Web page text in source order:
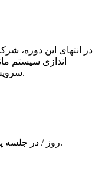
در انتهای این دوره،
اندازی سیستم
سرویس های خود را به این سیستم اضافه نمایند.
۵ روز / در جلسه پایانی آزمون نهایی دوره برگزار می گردد.